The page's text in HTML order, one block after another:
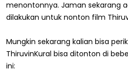
menontonnya. Jaman sekarang
dilakukan untuk nonton film
Mungkin sekarang kalian bisa
ThiruvinKural bisa ditonton di
ini: